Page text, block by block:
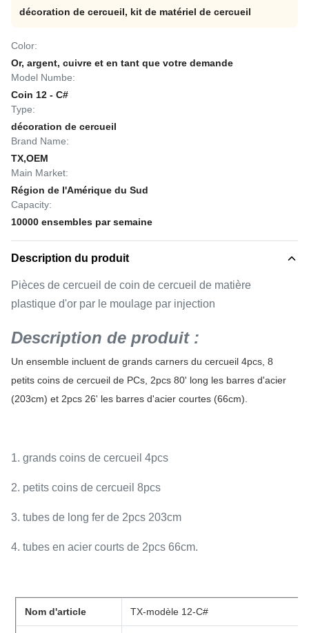
décoration de cercueil, kit de matériel de cercueil
Color:
Or, argent, cuivre et en tant que votre demande
Model Numbe:
Coin 12 - C#
Type:
décoration de cercueil
Brand Name:
TX,OEM
Main Market:
Région de l'Amérique du Sud
Capacity:
10000 ensembles par semaine
Description du produit
Pièces de cercueil de coin de cercueil de matière
plastique d'or par le moulage par injection
Description de produit :
Un ensemble incluent de grands carners du cercueil 4pcs, 8
petits coins de cercueil de PCs, 2pcs 80' long les barres d'acier
(203cm) et 2pcs 26' les barres d'acier courtes (66cm).
1. grands coins de cercueil 4pcs
2. petits coins de cercueil 8pcs
3. tubes de long fer de 2pcs 203cm
4. tubes en acier courts de 2pcs 66cm.
Nom d'article TX-modèle 12-C#